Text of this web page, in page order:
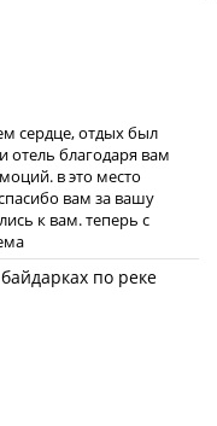
сердце, отдых был
благодаря вам
в это место
вам за вашу
к вам. теперь с